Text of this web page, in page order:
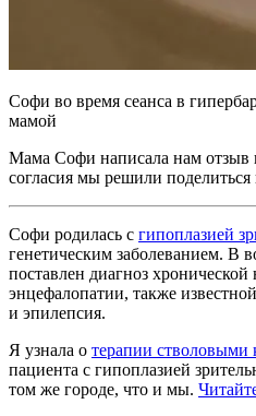
Софи во время сеанса в
мамой
Мама Софи написала нам отзыв
согласия мы решили
Софи родилась с гипоплазией
генетическим заболеванием. В
поставлен диагноз
энцефалопатии, также
и эпилепсия.
Я узнала о терапии стволовыми
пациента с гипоплазией
том же городе, что и мы.